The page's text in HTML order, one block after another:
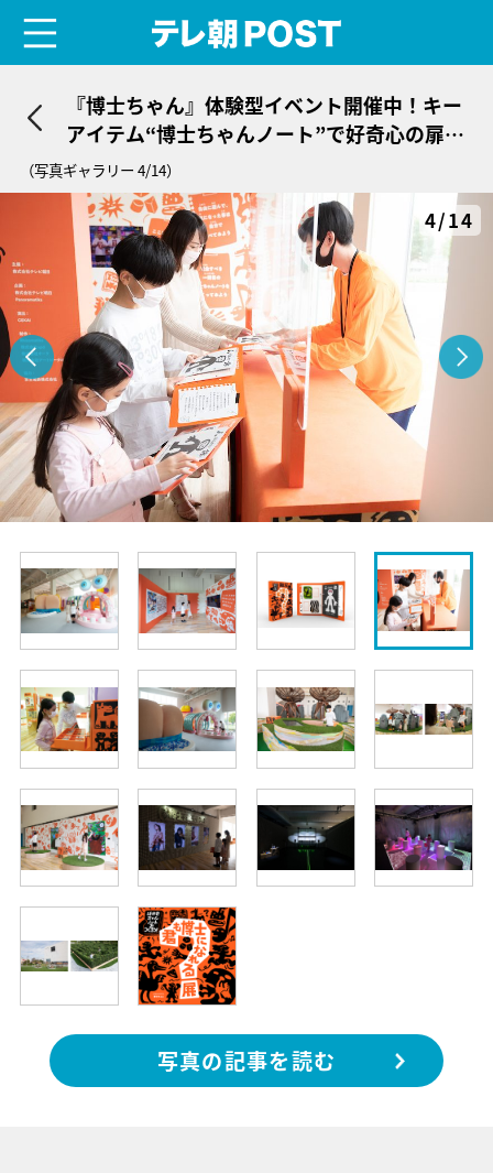
『博士ちゃん』体験型イベント開催中！キー
アイテム“博士ちゃんノート”で好奇心の扉を
開こう
（写真ギャラリー 4/14）
4/14
写真の記事を読む